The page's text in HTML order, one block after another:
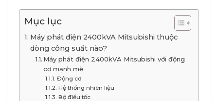
Mục lục
Máy phát điện 2400kVA Mitsubishi thuộc
dòng công suất nào?
Máy phát điện 2400kVA Mitsubishi với động
cơ mạnh mẽ
Động cơ
Hệ thống nhiên liệu
Bộ điều tốc